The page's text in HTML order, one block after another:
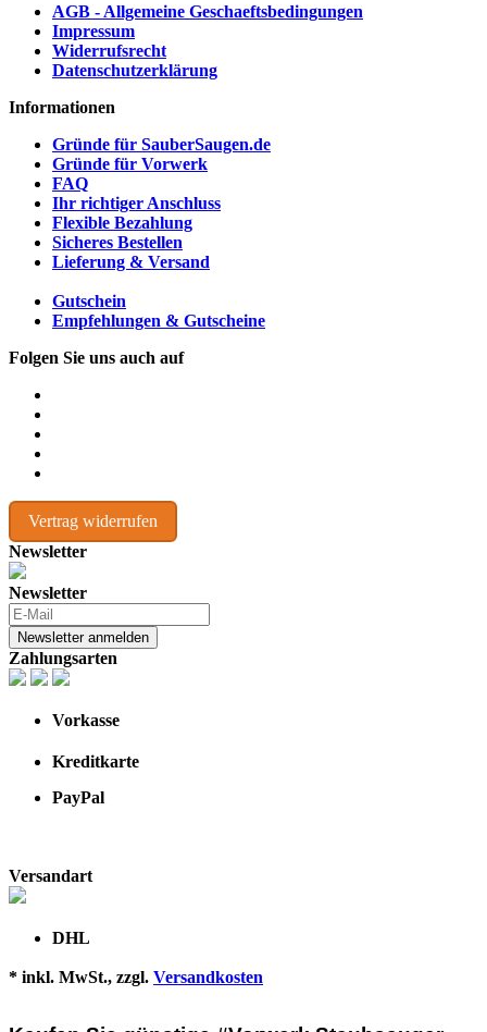
AGB - Allgemeine Geschaeftsbedingungen
Impressum
Widerrufsrecht
Datenschutzerklärung
Informationen
Gründe für SauberSaugen.de
Gründe für Vorwerk
FAQ
Ihr richtiger Anschluss
Flexible Bezahlung
Sicheres Bestellen
Lieferung & Versand
Gutschein
Empfehlungen & Gutscheine
Folgen Sie uns auch auf
Vertrag widerrufen
Newsletter
Newsletter
Newsletter anmelden
Zahlungsarten
Vorkasse
Kreditkarte
PayPal
Versandart
DHL
* inkl. MwSt., zzgl. Versandkosten